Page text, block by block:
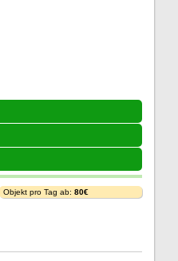
Objekt pro Tag ab: 80€